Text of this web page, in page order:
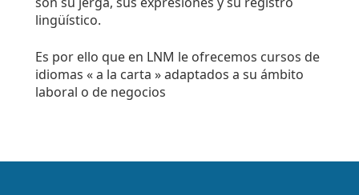
lingüístico.
Es por ello que en LNM le ofrecemos cursos de
idiomas « a la carta » adaptados a su ámbito
laboral o de negocios